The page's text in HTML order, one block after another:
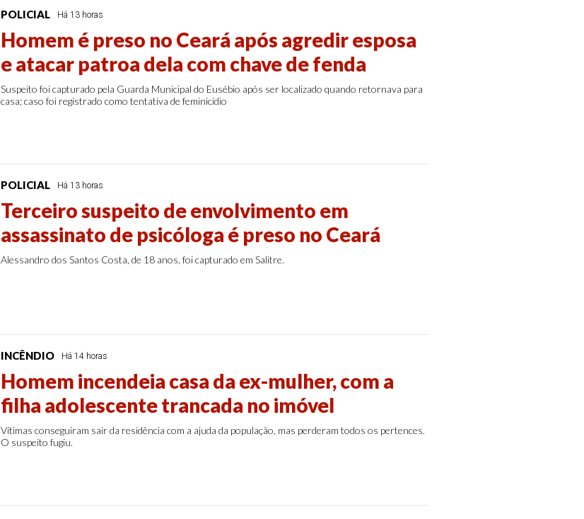
POLICIAL Há 13 horas
Homem é preso no Ceará após agredir esposa
e atacar patroa dela com chave de fenda
Suspeito foi capturado pela Guarda Municipal do Eusébio após ser localizado quando retornava para
casa; caso foi registrado como tentativa de feminicídio
POLICIAL Há 13 horas
Terceiro suspeito de envolvimento em
assassinato de psicóloga é preso no Ceará
Alessandro dos Santos Costa, de 18 anos, foi capturado em Salitre.
INCÊNDIO Há 14 horas
Homem incendeia casa da ex-mulher, com a
filha adolescente trancada no imóvel
Vítimas conseguiram sair da residência com a ajuda da população, mas perderam todos os pertences.
O suspeito fugiu.